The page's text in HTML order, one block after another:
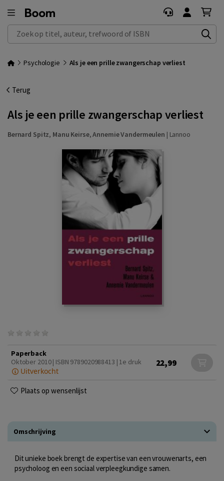
Zoek op titel, auteur, trefwoord of ISBN
Psychologie Als je een prille zwangerschap verliest
Terug
Als je een prille zwangerschap verliest
Bernard Spitz, Manu Keirse,Annemie Vandermeulen | Lannoo
Paperback
Oktober 2010 | ISBN 9789020988413 | 1e druk
Uitverkocht
22,99
Plaats op wensenlijst
Omschrijving
Dit unieke boek brengt de expertise van een vrouwenarts, een
psycholoog en een sociaal verpleegkundige samen.